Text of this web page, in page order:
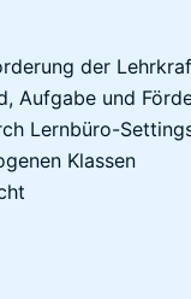
der
Aufgabe und
Lernbüro-
Klassen